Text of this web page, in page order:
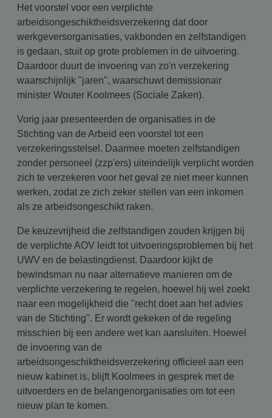
Het voorstel voor een verplichte
arbeidsongeschiktheidsverzekering dat door
werkgeversorganisaties, vakbonden en zelfstandigen
is gedaan, stuit op grote problemen in de uitvoering.
Daardoor duurt de invoering van zo'n verzekering
waarschijnlijk "jaren", waarschuwt demissionair
minister Wouter Koolmees (Sociale Zaken).
Vorig jaar presenteerden de organisaties in de
Stichting van de Arbeid een voorstel tot een
verzekeringsstelsel. Daarmee moeten zelfstandigen
zonder personeel (zzp'ers) uiteindelijk verplicht worden
zich te verzekeren voor het geval ze niet meer kunnen
werken, zodat ze zich zeker stellen van een inkomen
als ze arbeidsongeschikt raken.
De keuzevrijheid die zelfstandigen zouden krijgen bij
de verplichte AOV leidt tot uitvoeringsproblemen bij het
UWV en de belastingdienst. Daardoor kijkt de
bewindsman nu naar alternatieve manieren om de
verplichte verzekering te regelen, hoewel hij wel zoekt
naar een mogelijkheid die "recht doet aan het advies
van de Stichting". Er wordt gekeken of de regeling
misschien bij een andere wet kan aansluiten. Hoewel
de invoering van de
arbeidsongeschiktheidsverzekering officieel aan een
nieuw kabinet is, blijft Koolmees in gesprek met de
uitvoerders en de belangenorganisaties om tot een
nieuw plan te komen.